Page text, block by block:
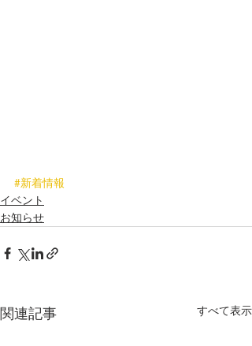
#新着情報
イベント
お知らせ
関連記事 すべて表示